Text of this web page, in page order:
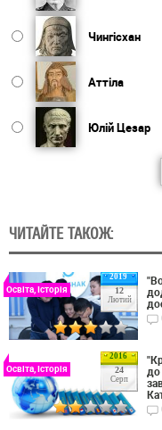
Чингісхан
Аттіла
Юлій Цезар
ЧИТАЙТЕ ТАКОЖ:
2019
12
Лютий
Освіта, Історія
2016
24
Серп
Освіта, Історія